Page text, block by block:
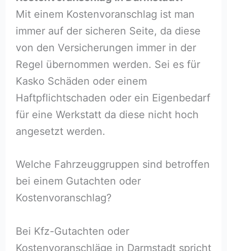
Mit einem Kostenvoranschlag ist man
immer auf der sicheren Seite, da diese
von den Versicherungen immer in der
Regel übernommen werden. Sei es für
Kasko Schäden oder einem
Haftpflichtschaden oder ein Eigenbedarf
für eine Werkstatt da diese nicht hoch
angesetzt werden.
Welche Fahrzeuggruppen sind betroffen
bei einem Gutachten oder
Kostenvoranschlag?
Bei Kfz-Gutachten oder
Kostenvoranschläge in Darmstadt spricht